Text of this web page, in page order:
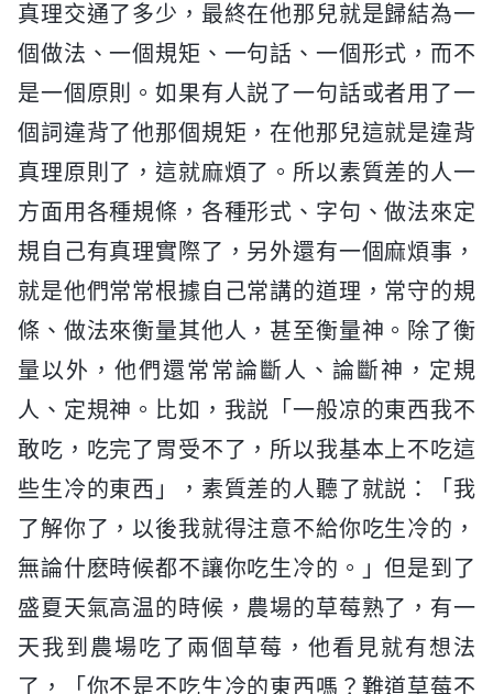
真理交通了多少，最終在他那兒就是歸結為一
個做法、一個規矩、一句話、一個形式，而不
是一個原則。如果有人説了一句話或者用了一
個詞違背了他那個規矩，在他那兒這就是違背
真理原則了，這就麻煩了。所以素質差的人一
方面用各種規條，各種形式、字句、做法來定
規自己有真理實際了，另外還有一個麻煩事，
就是他們常常根據自己常講的道理，常守的規
條、做法來衡量其他人，甚至衡量神。除了衡
量以外，他們還常常論斷人、論斷神，定規
人、定規神。比如，我説「一般凉的東西我不
敢吃，吃完了胃受不了，所以我基本上不吃這
些生冷的東西」，素質差的人聽了就説：「我
了解你了，以後我就得注意不給你吃生冷的，
無論什麽時候都不讓你吃生冷的。」但是到了
盛夏天氣高温的時候，農場的草莓熟了，有一
天我到農場吃了兩個草莓，他看見就有想法
了，「你不是不吃生冷的東西嗎？難道草莓不